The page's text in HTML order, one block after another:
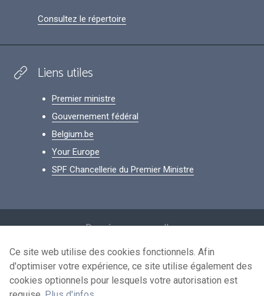
Consultez le répertoire
Liens utiles
Premier ministre
Gouvernement fédéral
Belgium.be
Your Europe
SPF Chancellerie du Premier Ministre
Données personnelles
Conditions de réutilisation
Contactez-nous
Ce site web utilise des cookies fonctionnels. Afin
d'optimiser votre expérience, ce site utilise également des
cookies optionnels pour lesquels votre autorisation est